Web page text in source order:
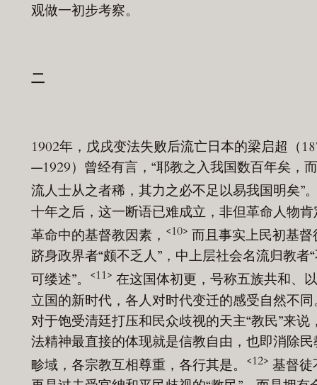
观做一初步考察。
二
1902年，戊戌变法失败后流亡日本的梁启超（
—1929）曾经有言，“耶教之入我国数百年矣，
流人士从之者稀，其力之必不足以易我国明矣”
十年之后，这一断语已难成立，非但革命人物肯
革命中的基督教因素， <10> 而且事实上民初基督
跻身政界者“颇不乏人”，中上层社会名流归教者
可缕述”。
<11> 在这国体初更，号称五族共和、
立国的新时代，各人对时代变迁的感受自然不同
对于饱受清廷打压和民众歧视的天主“教民”来说
法精神最直接的体现就是信教自由，也即消除民
畛域，各宗教互相尊重，各行其是。
<12> 基督徒